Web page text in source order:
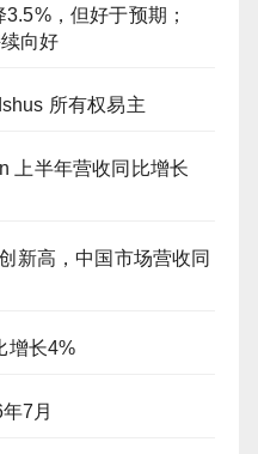
，但好于预期；
向好
所有权易主
上半年营收同比增长
新高，中国市场营收同
增长4%
7月